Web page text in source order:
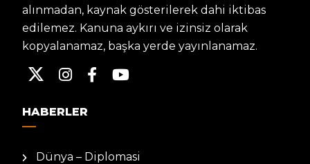
alınmadan, kaynak gösterilerek dahi iktibas
edilemez. Kanuna aykırı ve izinsiz olarak
kopyalanamaz, başka yerde yayınlanamaz.
HABERLER
Dünya – Diplomasi